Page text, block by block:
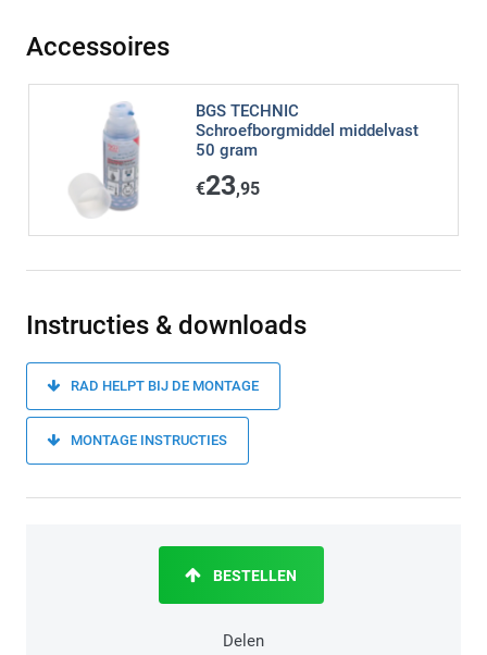
Accessoires
BGS TECHNIC
Schroefborgmiddel middelvast
50 gram
€23,95
Instructies & downloads
RAD HELPT BIJ DE MONTAGE
MONTAGE INSTRUCTIES
Delen
BESTELLEN